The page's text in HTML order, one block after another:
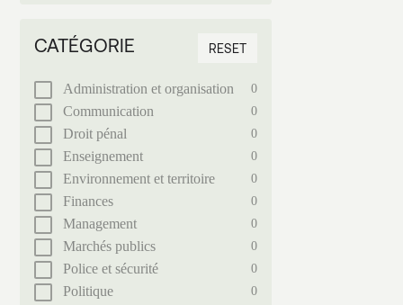
CATÉGORIE RESET
Administration et organisation 0
Communication 0
Droit pénal 0
Enseignement 0
Environnement et territoire 0
Finances 0
Management 0
Marchés publics 0
Police et sécurité 0
Politique 0